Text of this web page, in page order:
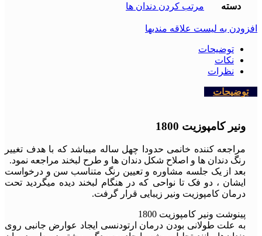
دسته مرتب کردن دندان ها
افزودن به لیست علاقه مندیها
توضیحات
نکات
نظرات
توضیحات
ونیر کامپوزیت 1800
مراجعه کننده خانمی حدودا چهل ساله میباشد که با هدف تغییر
رنگ دندان ها و اصلاح شکل دندان ها و طرح لبخند مراجعه نمود.
بعد از یک جلسه مشاوره و تعیین رنگ متناسب سن و درخواست
ایشان ، دو فک تا نواحی که در هنگام لبخند دیده میگردید تحت
درمان کامپوزیت ونیر زیبایی قرار گرفت.
پینوشت ونیر کامپوزیت 1800
به علت طولانی بودن درمان ارتودنسی ایجاد عوارض جانبی روی